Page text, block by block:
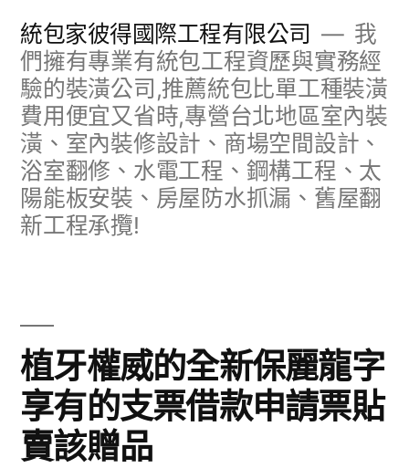
統包家彼得國際工程有限公司
我
們擁有專業有統包工程資歷與實務經
驗的裝潢公司,推薦統包比單工種裝潢
費用便宜又省時,專營台北地區室內裝
潢、室內裝修設計、商場空間設計、
浴室翻修、水電工程、鋼構工程、太
陽能板安裝、房屋防水抓漏、舊屋翻
新工程承攬!
植牙權威的全新保麗龍字
享有的支票借款申請票貼
賣該贈品